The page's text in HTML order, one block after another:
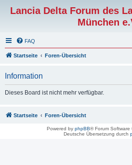
Lancia Delta Forum des
München
FAQ
Startseite Foren-Übersicht
Information
Dieses Board ist nicht mehr verfügbar.
Startseite Foren-Übersicht
Powered by phpBB® Forum Software
Deutsche Übersetzung durch